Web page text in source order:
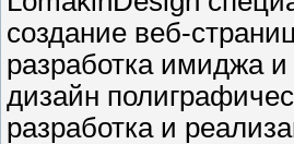
создание веб-
разработка имиджа
дизайн
разработка и